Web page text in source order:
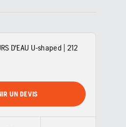
D'EAU U-shaped | 212
UN DEVIS